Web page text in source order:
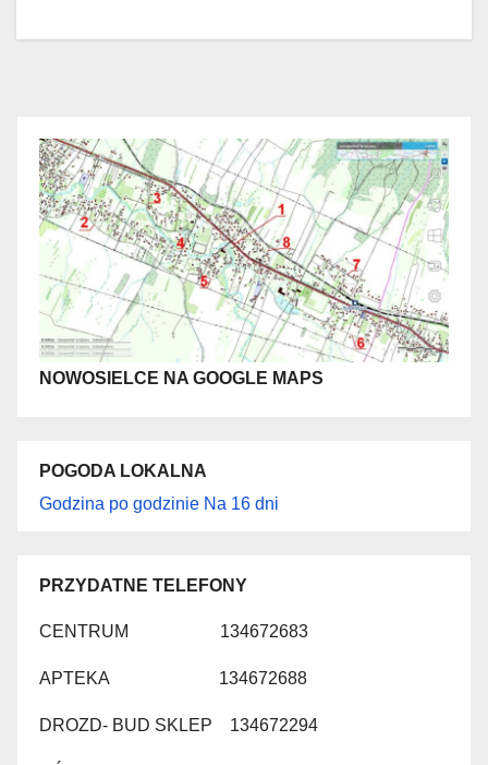
NOWOSIELCE NA GOOGLE MAPS
POGODA LOKALNA
Godzina po godzinie Na 16 dni
PRZYDATNE TELEFONY
CENTRUM 134672683
APTEKA 134672688
DROZD- BUD SKLEP 134672294